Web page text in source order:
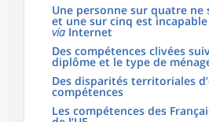
Une personne sur quatre ne
et une sur cinq est
via Internet
Des compétences clivées
diplôme et le type de
Des disparités territoriales
compétences
Les compétences des